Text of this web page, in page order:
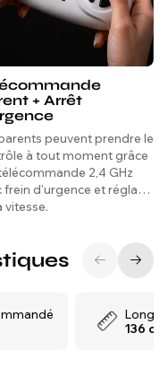
+ Arrêt
peuvent prendre le
à tout moment grâce
2,4 GHz
frein d'urgence et réglage
vitesse.
136 cm